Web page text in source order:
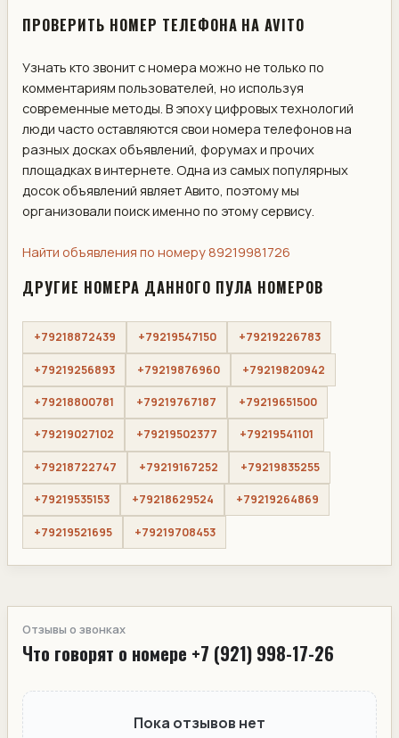
ПРОВЕРИТЬ НОМЕР ТЕЛЕФОНА НА AVITO
Узнать кто звонит с номера можно не только по
комментариям пользователей, но используя
современные методы. В эпоху цифровых технологий
люди часто оставляются свои номера телефонов на
разных досках объявлений, форумах и прочих
площадках в интернете. Одна из самых популярных
досок объявлений являет Авито, поэтому мы
организовали поиск именно по этому сервису.
Найти объявления по номеру 89219981726
ДРУГИЕ НОМЕРА ДАННОГО ПУЛА НОМЕРОВ
+79218872439 +79219547150 +79219226783
+79219256893 +79219876960 +79219820942
+79218800781 +79219767187 +79219651500
+79219027102 +79219502377 +79219541101
+79218722747 +79219167252 +79219835255
+79219535153 +79218629524 +79219264869
+79219521695 +79219708453
Отзывы о звонках
Что говорят о номере +7 (921) 998-17-26
Пока отзывов нет